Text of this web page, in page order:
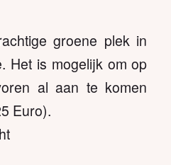
groene plek in
Het is mogelijk om op
al aan te komen
Euro).